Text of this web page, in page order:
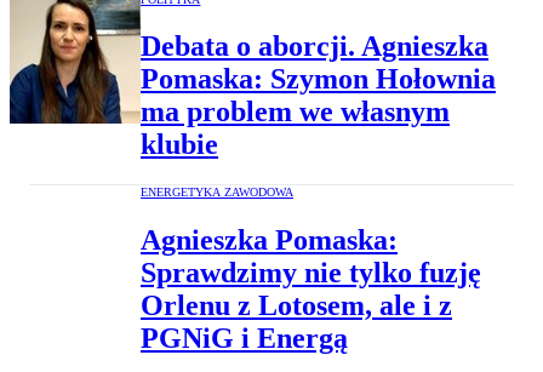
Debata o aborcji. Agnieszka
Pomaska: Szymon Hołownia
ma problem we własnym
klubie
ENERGETYKA ZAWODOWA
Agnieszka Pomaska:
Sprawdzimy nie tylko fuzję
Orlenu z Lotosem, ale i z
PGNiG i Energą